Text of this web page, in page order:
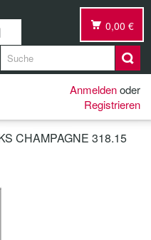
0,00 €
Anmeldenoder
Registrieren
CHAMPAGNE 318.15